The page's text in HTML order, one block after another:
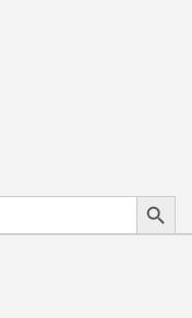
Search Button